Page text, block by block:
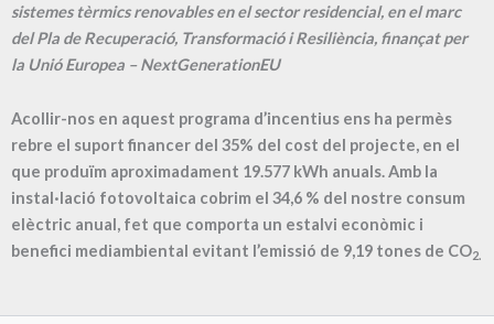
sistemes tèrmics renovables en el sector residencial, en el marc
del Pla de Recuperació, Transformació i Resiliència, finançat per
la Unió Europea – NextGenerationEU
Acollir-nos en aquest programa d’incentius ens ha permès
rebre el suport financer del 35% del cost del projecte, en el
que produïm aproximadament 19.577 kWh anuals. Amb la
instal·lació fotovoltaica cobrim el 34,6 % del nostre consum
elèctric anual, fet que comporta un estalvi econòmic i
benefici mediambiental evitant l’emissió de 9,19 tones de CO2.